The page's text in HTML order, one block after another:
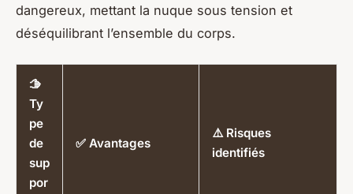
dangereux, mettant la nuque sous tension et
déséquilibrant l’ensemble du corps.
🫱
Ty
pe
de
sup
por
✅ Avantages
⚠️ Risques
identifiés